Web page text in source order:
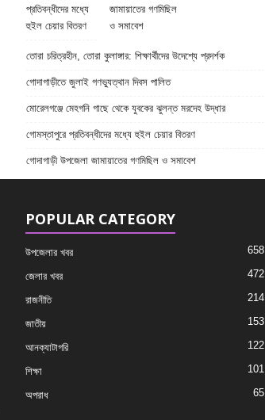
প্রতিবন্ধীদের মধ্যে
হুইল চেয়ার বিতরণ
জামায়াতের গণমিছিল
ও সমাবেশ
তোরা চরিত্রহীন, তোরা কুলাঙ্গার: শিক্ষার্থীদের উদেশ্যে প্রদর্শক
গোদাগাড়ীতে জুলাই গণভ্যুত্থান দিবস পালিত
মোরেলগঞ্জে মেহগনি গাছে থেকে যুবকের ঝুলন্ত মরদেহ উদ্ধার
গোমস্তাপুরে প্রতিবন্ধীদের মধ্যে হুইল চেয়ার বিতরণ
গোদাগাড়ী উপজেলা জামায়াতের গণমিছিল ও সমাবেশ
POPULAR CATEGORY
উপজেলার খবর 658
জেলার খবর 472
রাজনীতি 214
জাতীয় 153
আনক্যাটাগরি 122
শিক্ষা 101
অপরাধ 65